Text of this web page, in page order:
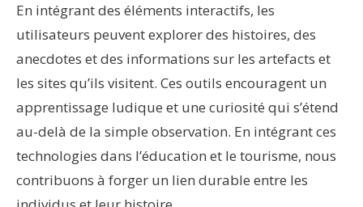
En intégrant des éléments interactifs, les
utilisateurs peuvent explorer des histoires, des
anecdotes et des informations sur les artefacts et
les sites qu’ils visitent. Ces outils encouragent un
apprentissage ludique et une curiosité qui s’étend
au-delà de la simple observation. En intégrant ces
technologies dans l’éducation et le tourisme, nous
contribuons à forger un lien durable entre les